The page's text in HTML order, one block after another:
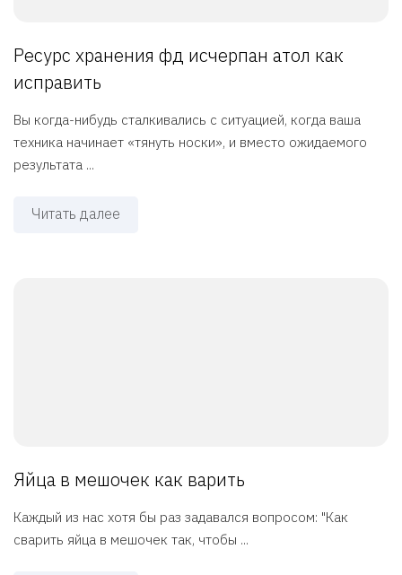
Ресурс хранения фд исчерпан атол как
исправить
Вы когда-нибудь сталкивались с ситуацией, когда ваша
техника начинает «тянуть носки», и вместо ожидаемого
результата ...
Читать далее
Яйца в мешочек как варить
Каждый из нас хотя бы раз задавался вопросом: "Как
сварить яйца в мешочек так, чтобы ...